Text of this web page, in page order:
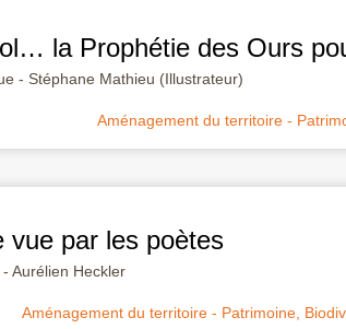
la Prophétie des Ours
- Stéphane Mathieu (Illustrateur)
Aménagement du territoire -
vue par les poètes
Aurélien Heckler
Aménagement du territoire - Patrimoine,